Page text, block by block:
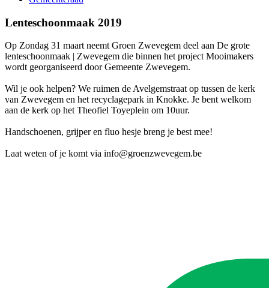
Lenteschoonmaak 2019
Op Zondag 31 maart neemt Groen Zwevegem deel aan De grote
lenteschoonmaak | Zwevegem die binnen het project Mooimakers
wordt georganiseerd door Gemeente Zwevegem.
Wil je ook helpen? We ruimen de Avelgemstraat op tussen de kerk
van Zwevegem en het recyclagepark in Knokke. Je bent welkom
aan de kerk op het Theofiel Toyeplein om 10uur.
Handschoenen, grijper en fluo hesje breng je best mee!
Laat weten of je komt via info@groenzwevegem.be